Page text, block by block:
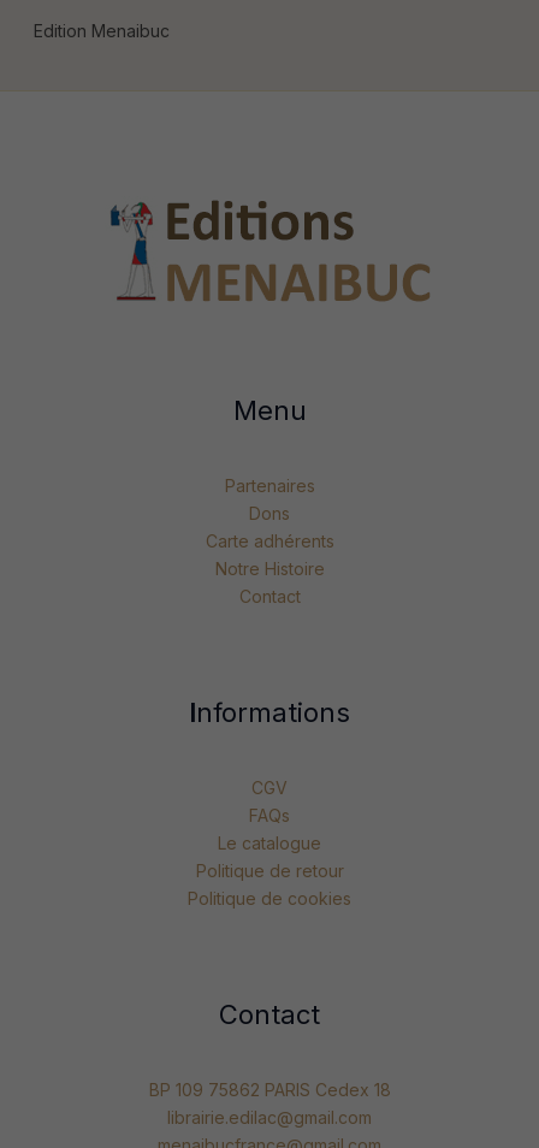
Edition Menaibuc
Menu
Partenaires
Dons
Carte adhérents
Notre Histoire
Contact
Informations
CGV
FAQs
Le catalogue
Politique de retour
Politique de cookies
Contact
BP 109 75862 PARIS Cedex 18
librairie.edilac@gmail.com